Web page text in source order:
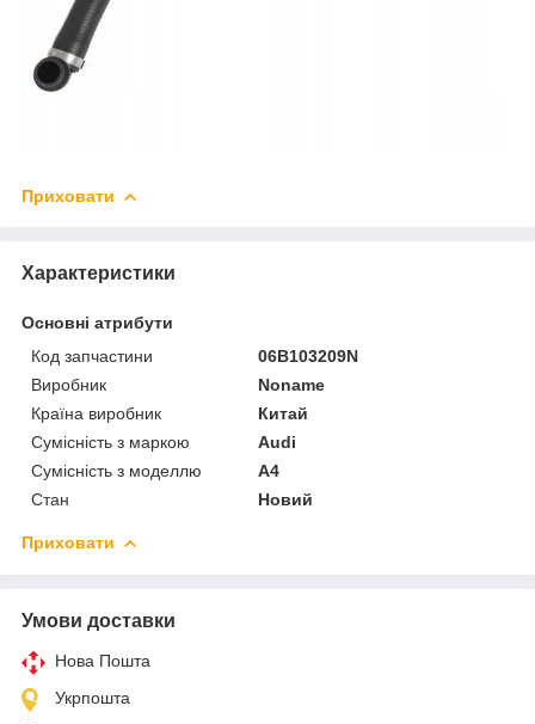
Приховати
Характеристики
Основні атрибути
Код запчастини
06B103209N
Виробник
Noname
Країна виробник
Китай
Сумісність з маркою
Audi
Сумісність з моделлю
A4
Стан
Новий
Приховати
Умови доставки
Нова Пошта
Укрпошта